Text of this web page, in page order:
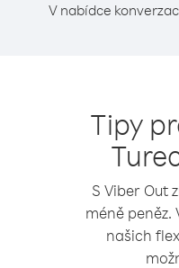
V nabídce
Tipy
S Viber Out
méně peněz.
našich